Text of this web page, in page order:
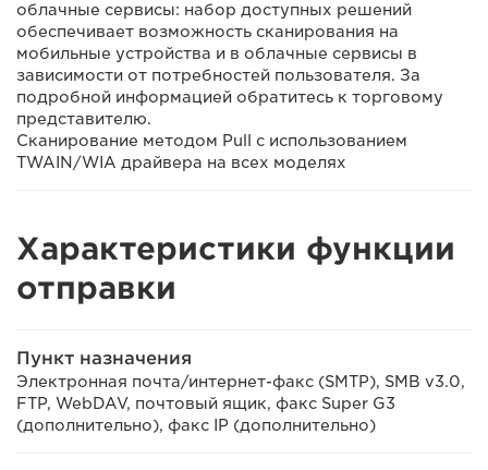
облачные сервисы: набор доступных решений
обеспечивает возможность сканирования на
мобильные устройства и в облачные сервисы в
зависимости от потребностей пользователя. За
подробной информацией обратитесь к торговому
представителю.
Сканирование методом Pull с использованием
TWAIN/WIA драйвера на всех моделях
Характеристики функции
отправки
Пункт назначения
Электронная почта/интернет-факс (SMTP), SMB v3.0,
FTP, WebDAV, почтовый ящик, факс Super G3
(дополнительно), факс IP (дополнительно)